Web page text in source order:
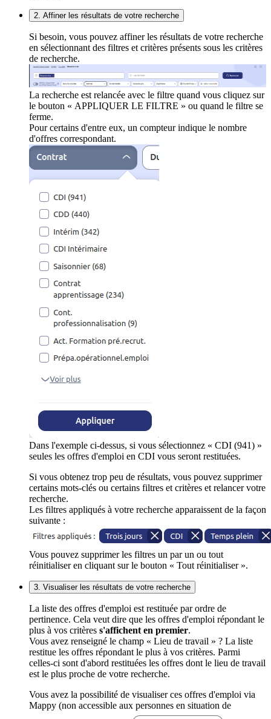
2. Affiner les résultats de votre recherche
Si besoin, vous pouvez affiner les résultats de votre recherche
en sélectionnant des filtres et critères présents sous les critères
de recherche.
La recherche est relancée avec le filtre quand vous cliquez sur
le bouton « APPLIQUER LE FILTRE » ou quand le filtre se
ferme.
Pour certains d'entre eux, un compteur indique le nombre
d'offres correspondant.
Dans l'exemple ci-dessus, si vous sélectionnez « CDI (941) »
seules les offres d'emploi en CDI vous seront restituées.
Si vous obtenez trop peu de résultats, vous pouvez supprimer
certains mots-clés ou certains filtres et critères et relancer votre
recherche.
Les filtres appliqués à votre recherche apparaissent de la façon
suivante :
Vous pouvez supprimer les filtres un par un ou tout
réinitialiser en cliquant sur le bouton « Tout réinitialiser ».
3. Visualiser les résultats de votre recherche
La liste des offres d'emploi est restituée par ordre de
pertinence. Cela veut dire que les offres d'emploi répondant le
plus à vos critères s'affichent en premier.
Vous avez renseigné le champ « Lieu de travail » ? La liste
restitue les offres répondant le plus à vos critères. Parmi
celles-ci sont d'abord restituées les offres dont le lieu de travail
est le plus proche de votre recherche.
Vous avez la possibilité de visualiser ces offres d'emploi via
Mappy (non accessible aux personnes en situation de